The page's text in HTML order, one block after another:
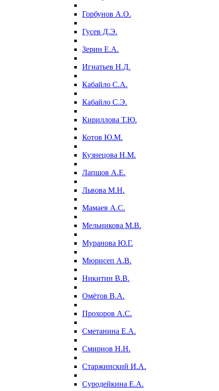
Горбунов А.О.
Гусев Д.Э.
Зерин Е.А.
Игнатьев Н.Д.
Кабайло С.А.
Кабайло С.Э.
Кириллова Т.Ю.
Котов Ю.М.
Кузнецова Н.М.
Лапшов А.Е.
Львова М.Н.
Мамаев А.С.
Мельникова М.В.
Муранова Ю.Г.
Мюрисеп А.В.
Никитин В.В.
Омётов В.А.
Прохоров А.С.
Сметанина Е.А.
Смирнов Н.Н.
Старжинский И.А.
Суродейкина Е.А.